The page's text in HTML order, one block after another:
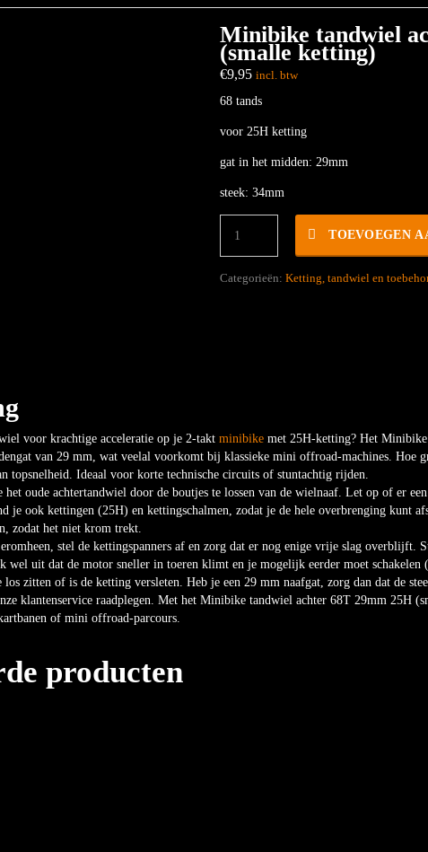
Minibike tandwiel
(smalle ketting)
€9,95 incl. btw
68 tands
voor 25H ketting
gat in het midden: 29mm
steek: 34mm
tandwiel
achter
68T
TOEVOEGEN
Categorieën: Ketting, tandwiel en
voor krachtige acceleratie op je 2-takt minibike met 25H-ketting? Het
van 29 mm, wat veelal voorkomt bij klassieke mini offroad-machines. Hoe
topsnelheid. Ideaal voor korte technische circuits of stuntachtig rijden.
oude achtertandwiel door de boutjes te lossen van de wielnaaf. Let op of er
je ook kettingen (25H) en kettingschalmen, zodat je de hele overbrenging kunt
zodat het niet krom trekt.
stel de kettingspanners af en zorg dat er nog enige vrije slag overblijft.
wel uit dat de motor sneller in toeren klimt en je mogelijk eerder moet
zitten of is de ketting versleten. Heb je een 29 mm naafgat, zorg dan dat de
klantenservice raadplegen. Met het Minibike tandwiel achter 68T 29mm 25H
of mini offroad-parcours.
producten